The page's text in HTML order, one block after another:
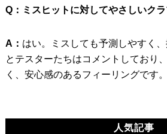
Q：ミスヒットに対してやさしいク
A： はい。ミスしても予測しやすく
とテスターたちはコメントしており
く、安心感のあるフィーリングです。
人気記事